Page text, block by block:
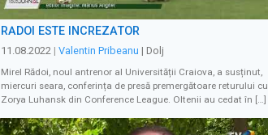
RĂDOI ESTE ÎNCREZĂTOR
11.08.2022 | Valentin Pribeanu | Dolj
Mirel Rădoi, noul antrenor al Universității Craiova, a susținut,
miercuri seara, conferința de presă premergătoare returului cu
Zorya Luhansk din Conference League. Oltenii au cedat în […]